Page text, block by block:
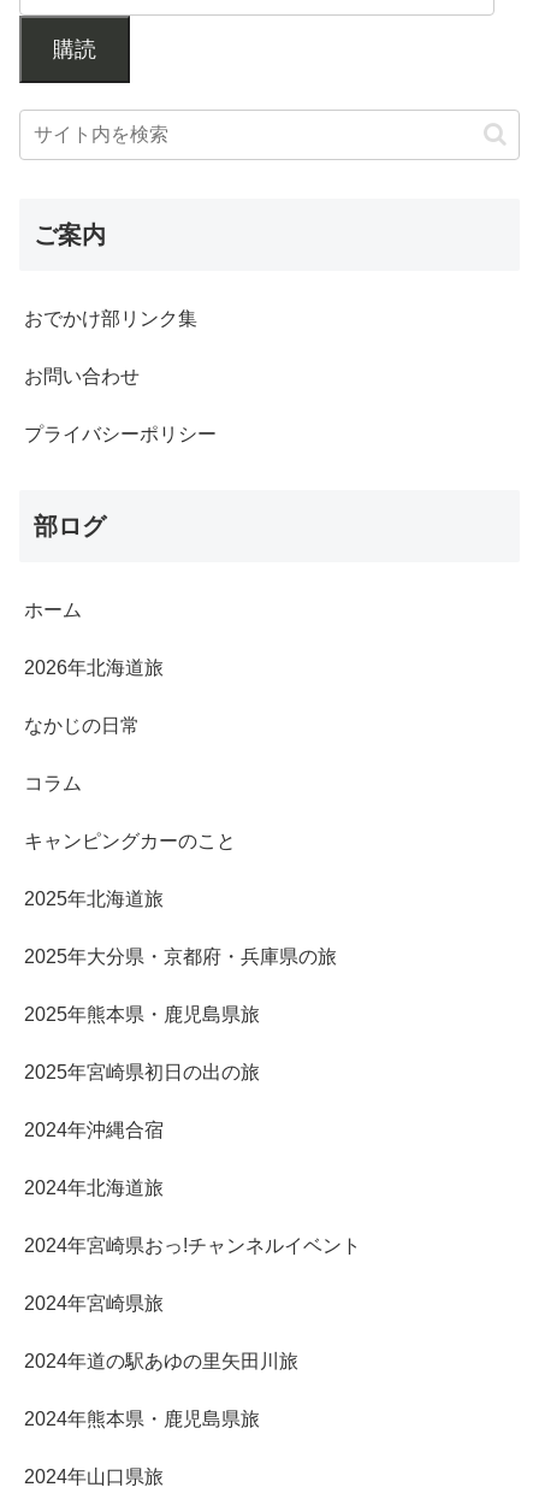
購読
ご案内
おでかけ部リンク集
お問い合わせ
プライバシーポリシー
部ログ
ホーム
2026年北海道旅
なかじの日常
コラム
キャンピングカーのこと
2025年北海道旅
2025年大分県・京都府・兵庫県の旅
2025年熊本県・鹿児島県旅
2025年宮崎県初日の出の旅
2024年沖縄合宿
2024年北海道旅
2024年宮崎県おっ!チャンネルイベント
2024年宮崎県旅
2024年道の駅あゆの里矢田川旅
2024年熊本県・鹿児島県旅
2024年山口県旅